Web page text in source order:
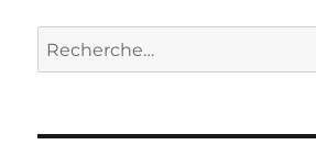
Recherche
pour :